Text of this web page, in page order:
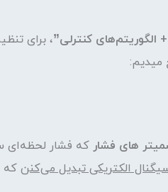
الگوریتم‌های کنترلی”، برای
میدیم:
های فشار که فشار لحظه‌ای
الکتریکی تبدیل می‌کنن که